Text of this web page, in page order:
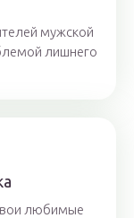
мужской
лишнего
любимые